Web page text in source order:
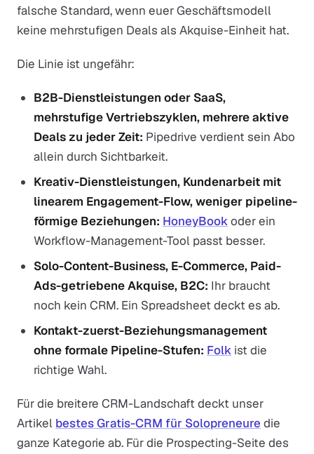
falsche Standard, wenn euer Geschäftsmodell
keine mehrstufigen Deals als Akquise-Einheit hat.
Die Linie ist ungefähr:
B2B-Dienstleistungen oder SaaS,
mehrstufige Vertriebszyklen, mehrere aktive
Deals zu jeder Zeit: Pipedrive verdient sein Abo
allein durch Sichtbarkeit.
Kreativ-Dienstleistungen, Kundenarbeit mit
linearem Engagement-Flow, weniger pipeline-
förmige Beziehungen: HoneyBookoder ein
Workflow-Management-Tool passt besser.
Solo-Content-Business, E-Commerce, Paid-
Ads-getriebene Akquise, B2C: Ihr braucht
noch kein CRM. Ein Spreadsheet deckt es ab.
Kontakt-zuerst-Beziehungsmanagement
ohne formale Pipeline-Stufen: Folk ist die
richtige Wahl.
Für die breitere CRM-Landschaft deckt unser
Artikel bestes Gratis-CRM für Solopreneure die
ganze Kategorie ab. Für die Prospecting-Seite des